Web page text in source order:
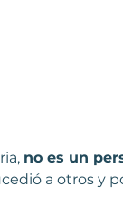
no es un
a otros y